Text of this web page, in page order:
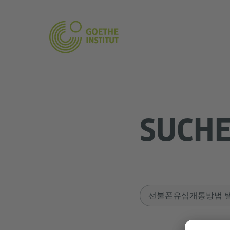
Sucheingabe